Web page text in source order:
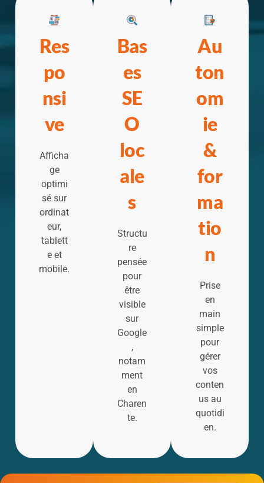
Res
po
nsi
ve
Afficha
ge
optimi
sé sur
ordinat
eur,
tablett
e et
mobile.
Bas
es
SE
O
loc
ale
s
Structu
re
pensée
pour
être
visible
sur
Google
,
notam
ment
en
Charen
te.
Au
ton
om
ie
&
for
ma
tio
n
Prise
en
main
simple
pour
gérer
vos
conten
us au
quotidi
en.